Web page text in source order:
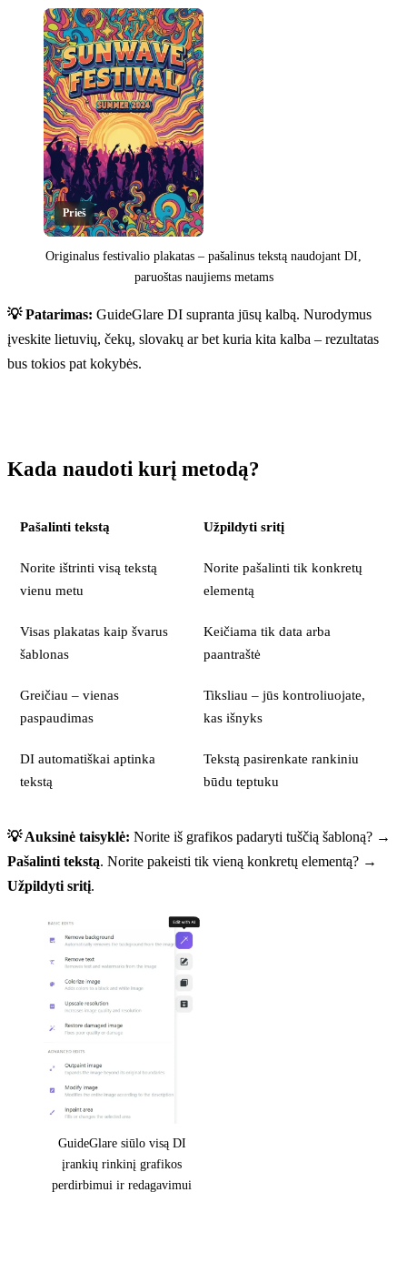
Prieš
Originalus festivalio plakatas – pašalinus tekstą naudojant DI,
paruoštas naujiems metams
💡 Patarimas: GuideGlare DI supranta jūsų kalbą. Nurodymus
įveskite lietuvių, čekų, slovakų ar bet kuria kita kalba – rezultatas
bus tokios pat kokybės.
Kada naudoti kurį metodą?
Pašalinti tekstą Užpildyti sritį
Norite ištrinti visą tekstą
vienu metu
Norite pašalinti tik konkretų
elementą
Visas plakatas kaip švarus
šablonas
Keičiama tik data arba
paantraštė
Greičiau – vienas
paspaudimas
Tiksliau – jūs kontroliuojate,
kas išnyks
DI automatiškai aptinka
tekstą
Tekstą pasirenkate rankiniu
būdu teptuku
💡 Auksinė taisyklė: Norite iš grafikos padaryti tuščią šabloną? →
Pašalinti tekstą. Norite pakeisti tik vieną konkretų elementą? →
Užpildyti sritį.
GuideGlare siūlo visą DI
įrankių rinkinį grafikos
perdirbimui ir redagavimui